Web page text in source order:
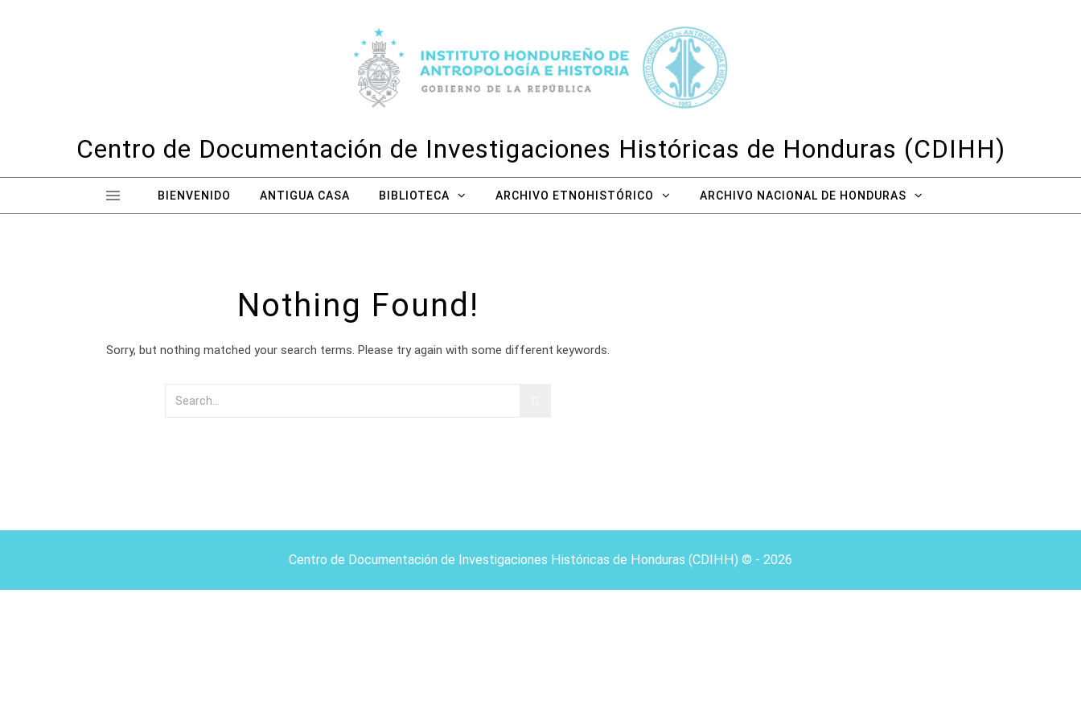
Centro de Documentación de Investigaciones Históricas de Honduras (CDIHH)
BIENVENIDO ANTIGUA CASA BIBLIOTECA ARCHIVO ETNOHISTÓRICO ARCHIVO NACIONAL DE HONDURAS
Nothing Found!
Sorry, but nothing matched your search terms. Please try again with some different keywords.
Centro de Documentación de Investigaciones Históricas de Honduras (CDIHH) © - 2026